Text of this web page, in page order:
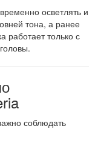
осветлять и
тона, а ранее
только с
соблюдать